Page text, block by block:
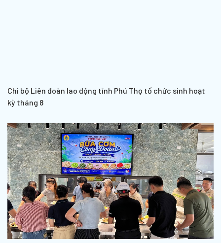
Chi bộ Liên đoàn lao động tỉnh Phú Thọ tổ chức sinh hoạt
kỳ tháng 8